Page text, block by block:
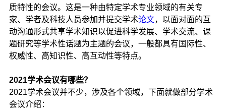
质特性的会议。这是一种由特定学术专业领域的有关专
家、学者及科技人员参加并提交学术论文，以面对面的互
动沟通形式共享学术知识以促进科学发展、学术交流、课
题研究等学术性话题为主题的会议，一般都具有国际性、
权威性、高知识性、高互动性等特点。
2021学术会议有哪些？
2021学术会议并不少，涉及各个领域，下面就做部分学术
会议介绍：